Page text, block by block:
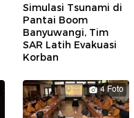
Simulasi Tsunami di
Pantai Boom
Banyuwangi, Tim
SAR Latih Evakuasi
Korban
4 Foto